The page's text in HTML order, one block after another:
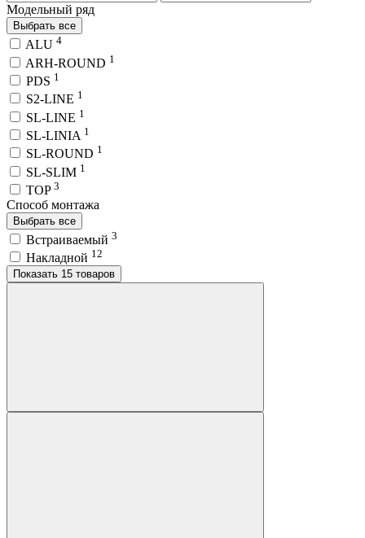
Модельный ряд
Выбрать все
ALU 4
ARH-ROUND 1
PDS 1
S2-LINE 1
SL-LINE 1
SL-LINIA 1
SL-ROUND 1
SL-SLIM 1
TOP 3
Способ монтажа
Выбрать все
Встраиваемый 3
Накладной 12
Показать 15 товаров